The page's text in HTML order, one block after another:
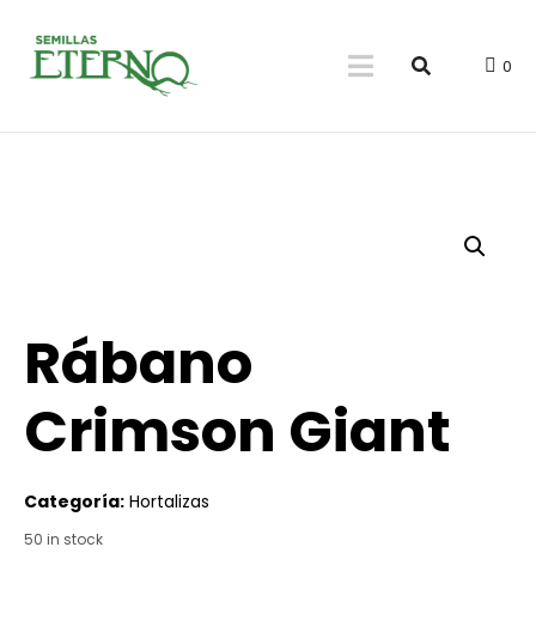
0
Rábano
Crimson Giant
Categoría: Hortalizas
50 in stock